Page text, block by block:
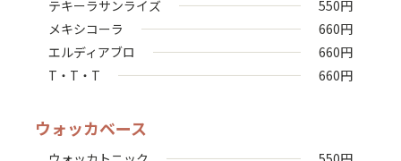
テキーラサンライズ
550円
メキシコーラ
660円
エルディアブロ
660円
T・T・T
660円
ウォッカベース